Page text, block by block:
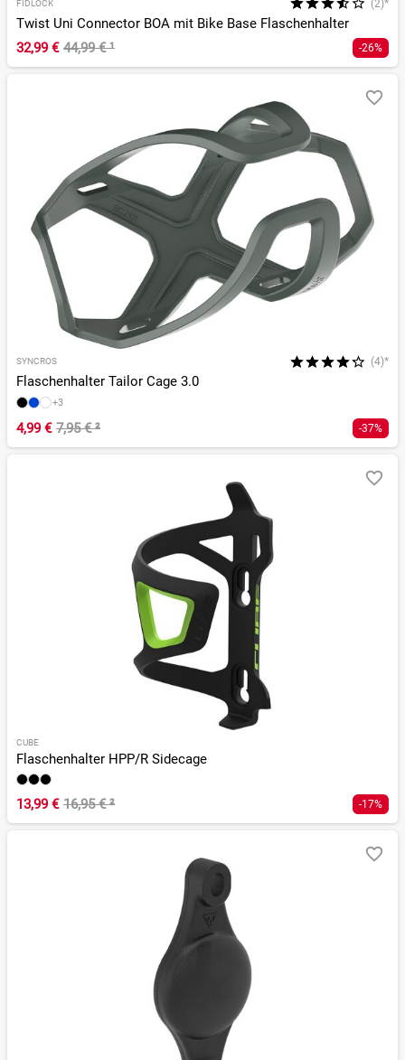
FIDLOCK (2)*
Twist Uni Connector BOA mit Bike Base Flaschenhalter
32,99 € 44,99 €¹ -26%
SYNCROS (4)*
Flaschenhalter Tailor Cage 3.0
+3
4,99 € 7,95 €² -37%
CUBE
Flaschenhalter HPP/R Sidecage
13,99 € 16,95 €² -17%